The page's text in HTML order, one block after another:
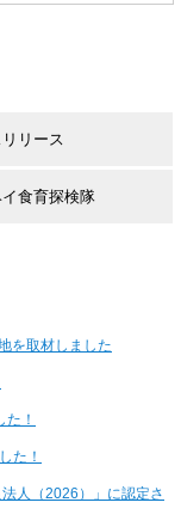
リース
食育探検隊
を取材しました
！
た！
人（2026）」に認定さ